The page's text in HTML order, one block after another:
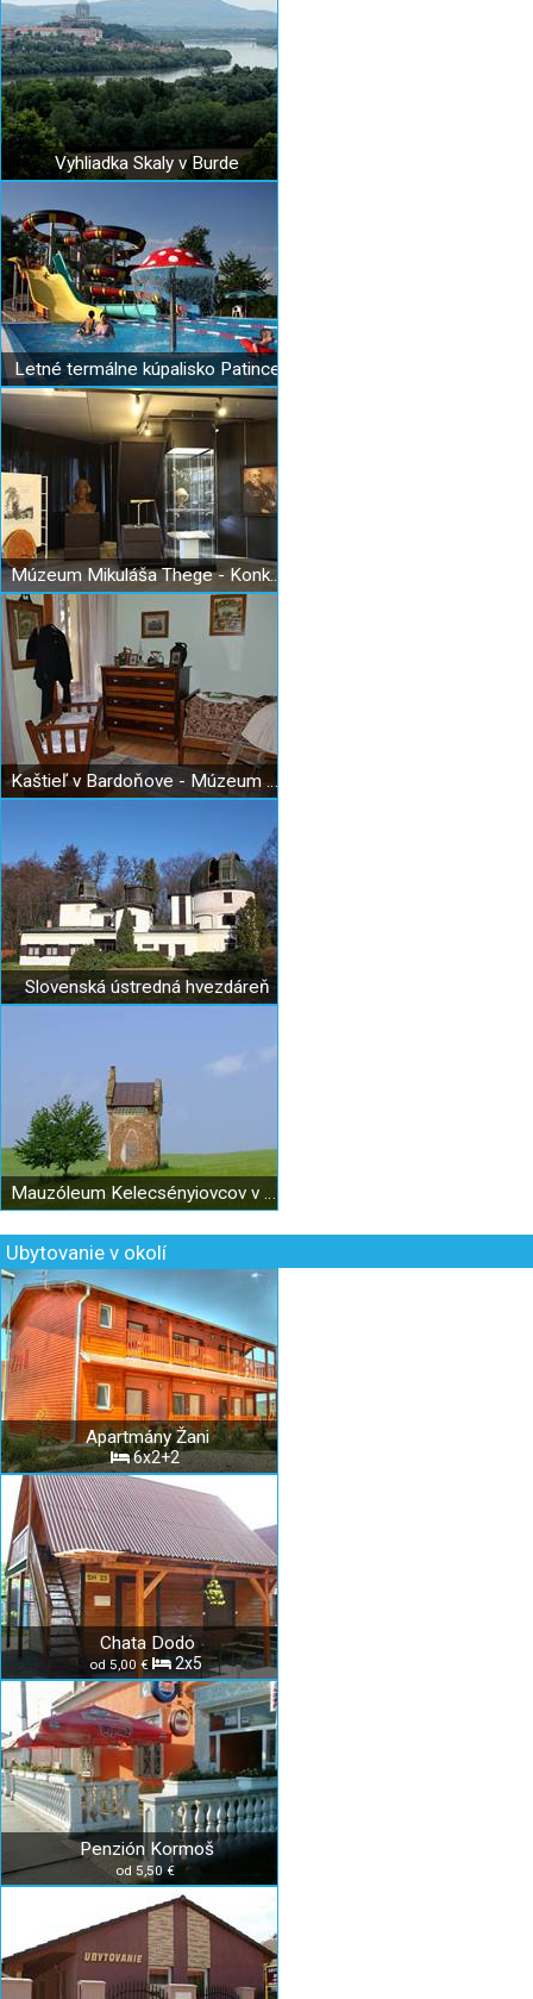
Vyhliadka Skaly v Burde
Letné termálne kúpalisko Patince
Múzeum Mikuláša Thege - Konkolyho
Kaštieľ v Bardoňove - Múzeum a ľudová izba
Slovenská ústredná hvezdáreň
Mauzóleum Kelecsényiovcov v Bardoňove
Ubytovanie v okolí
Apartmány Žani
6x2+2
Chata Dodo
od 5,00 € 2x5
Penzión Kormoš
od 5,50 €